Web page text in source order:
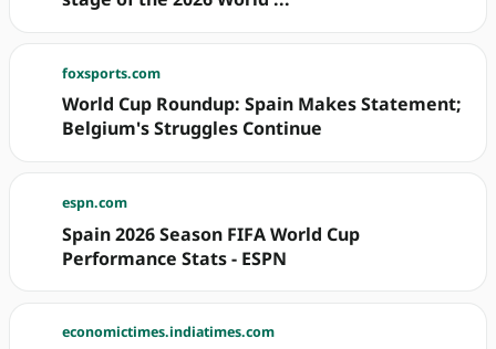
foxsports.com
World Cup Roundup: Spain Makes Statement;
Belgium's Struggles Continue
espn.com
Spain 2026 Season FIFA World Cup
Performance Stats - ESPN
economictimes.indiatimes.com